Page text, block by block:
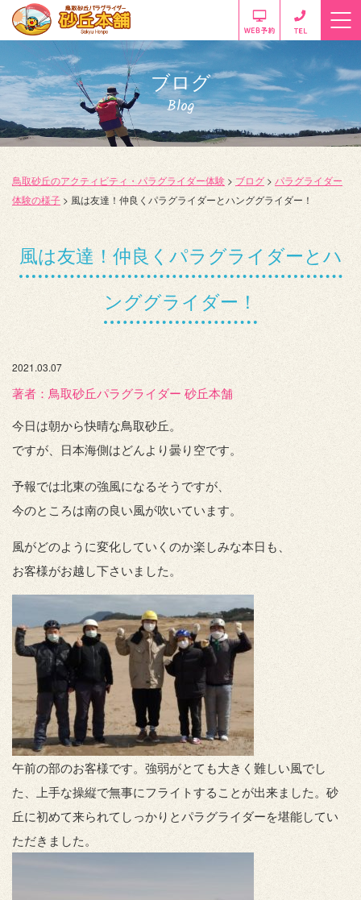
ブログ
Blog
鳥取砂丘のアクティビティ・パラグライダー体験 > ブログ > パラグライダー
体験の様子 > 風は友達！仲良くパラグライダーとハンググライダー！
風は友達！仲良くパラグライダーとハ
ンググライダー！
2021.03.07
著者：️鳥取砂丘パラグライダー 砂丘本舗
今日は朝から快晴な鳥取砂丘。
ですが、日本海側はどんより曇り空です。
予報では北東の強風になるそうですが、
今のところは南の良い風が吹いています。
風がどのように変化していくのか楽しみな本日も、
お客様がお越し下さいました。
午前の部のお客様です。強弱がとても大きく難しい風でし
た、上手な操縦で無事にフライトすることが出来ました。砂
丘に初めて来られてしっかりとパラグライダーを堪能してい
ただきました。